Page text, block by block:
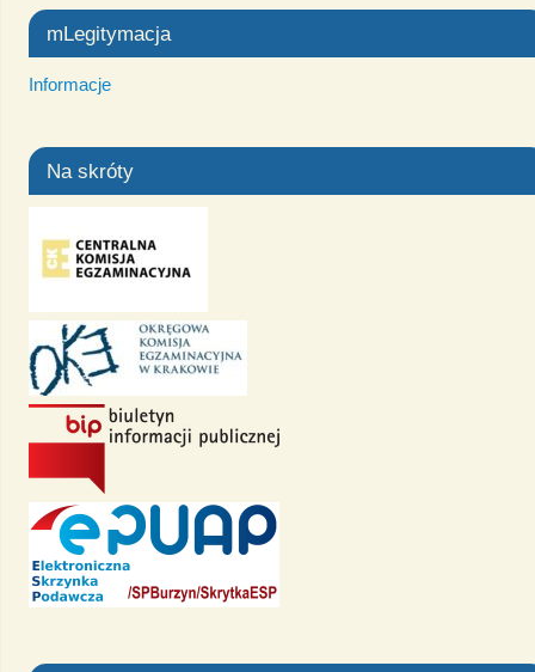
mLegitymacja
Informacje
Na skróty